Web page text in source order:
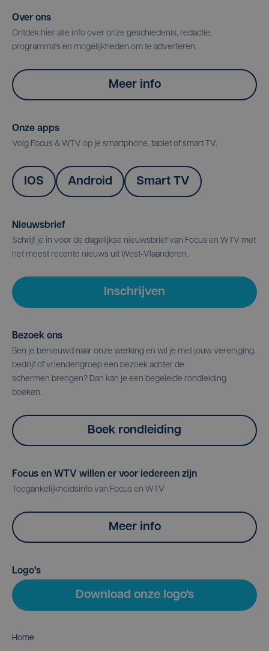
Over ons
Ontdek hier alle info over onze geschiedenis, redactie,
programma's en mogelijkheden om te adverteren.
Meer info
Onze apps
Volg Focus & WTV op je smartphone, tablet of smart TV.
IOS Android Smart TV
Nieuwsbrief
Schrijf je in voor de dagelijkse nieuwsbrief van Focus en WTV met
het meest recente nieuws uit West-Vlaanderen.
Inschrijven
Bezoek ons
Ben je benieuwd naar onze werking en wil je met jouw vereniging,
bedrijf of vriendengroep een bezoek achter de
schermen brengen? Dan kan je een begeleide rondleiding
boeken.
Boek rondleiding
Focus en WTV willen er voor iedereen zijn
Toegankelijkheidsinfo van Focus en WTV
Meer info
Logo's
Download onze logo's
Home